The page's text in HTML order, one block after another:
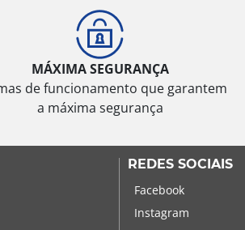
MÁXIMA SEGURANÇA
de funcionamento que garantem
a máxima segurança
REDES SOCIAIS
Facebook
Instagram